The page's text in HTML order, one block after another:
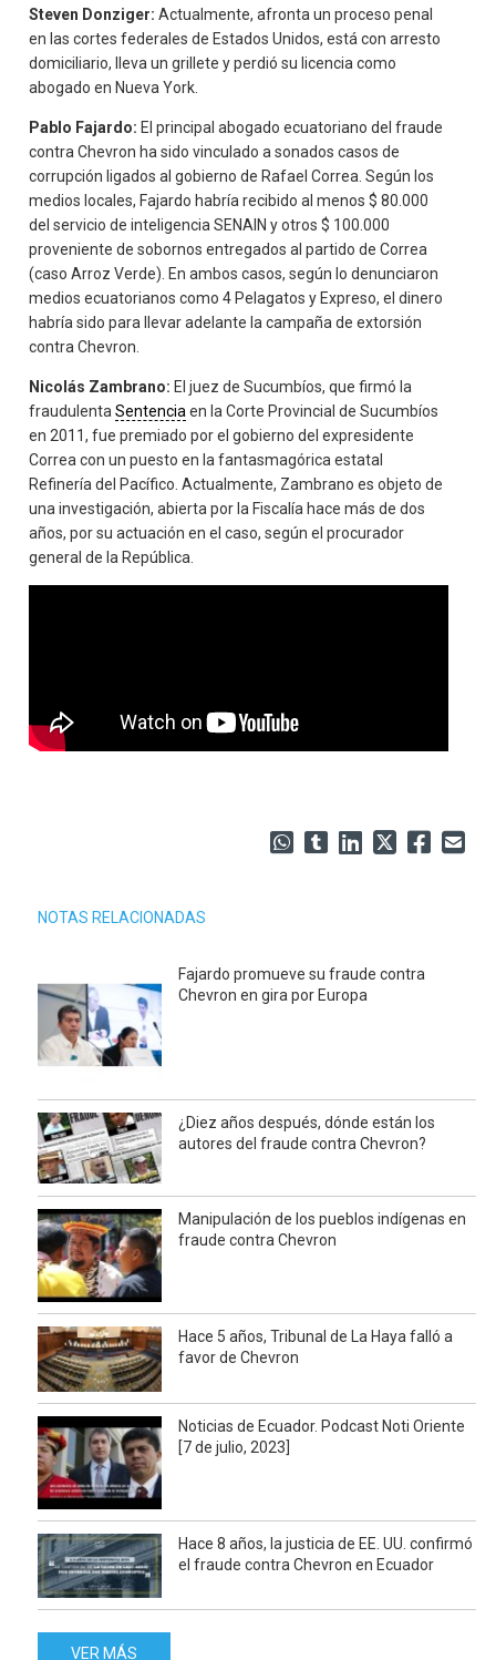
Steven Donziger: Actualmente, afronta un proceso penal
en las cortes federales de Estados Unidos, está con arresto
domiciliario, lleva un grillete y perdió su licencia como
abogado en Nueva York.
Pablo Fajardo: El principal abogado ecuatoriano del fraude
contra Chevron ha sido vinculado a sonados casos de
corrupción ligados al gobierno de Rafael Correa. Según los
medios locales, Fajardo habría recibido al menos $ 80.000
del servicio de inteligencia SENAIN y otros $ 100.000
proveniente de sobornos entregados al partido de Correa
(caso Arroz Verde). En ambos casos, según lo denunciaron
medios ecuatorianos como 4 Pelagatos y Expreso, el dinero
habría sido para llevar adelante la campaña de extorsión
contra Chevron.
Nicolás Zambrano: El juez de Sucumbíos, que firmó la
fraudulentaSentencia en la Corte Provincial de Sucumbíos
en 2011, fue premiado por el gobierno del expresidente
Correa con un puesto en la fantasmagórica estatal
Refinería del Pacífico. Actualmente, Zambrano es objeto de
una investigación, abierta por la Fiscalía hace más de dos
años, por su actuación en el caso, según el procurador
general de la República.
NOTAS RELACIONADAS
Fajardo promueve su fraude contra
Chevron en gira por Europa
¿Diez años después, dónde están los
autores del fraude contra Chevron?
Manipulación de los pueblos indígenas en
fraude contra Chevron
Hace 5 años, Tribunal de La Haya falló a
favor de Chevron
Noticias de Ecuador. Podcast Noti Oriente
[7 de julio, 2023]
Hace 8 años, la justicia de EE. UU. confirmó
el fraude contra Chevron en Ecuador
VER MÁS